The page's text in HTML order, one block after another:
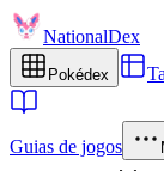
NationalDex
Pokédex
Guias de jogos